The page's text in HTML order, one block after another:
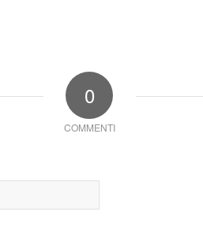
0
COMMENTI